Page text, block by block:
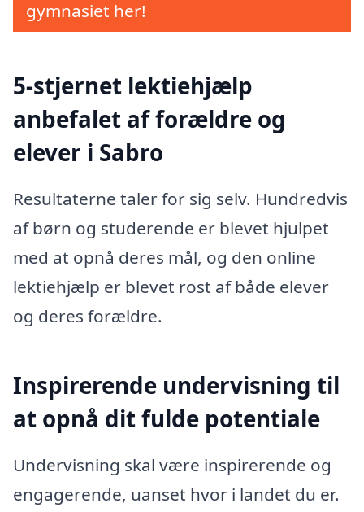
gymnasiet her!
5-stjernet lektiehjælp
anbefalet af forældre og
elever i Sabro
Resultaterne taler for sig selv. Hundredvis
af børn og studerende er blevet hjulpet
med at opnå deres mål, og den online
lektiehjælp er blevet rost af både elever
og deres forældre.
Inspirerende undervisning til
at opnå dit fulde potentiale
Undervisning skal være inspirerende og
engagerende, uanset hvor i landet du er.